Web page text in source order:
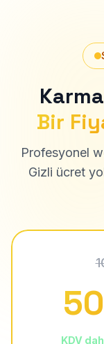
Bir
Profesyonel
Gizli ücret
KDV